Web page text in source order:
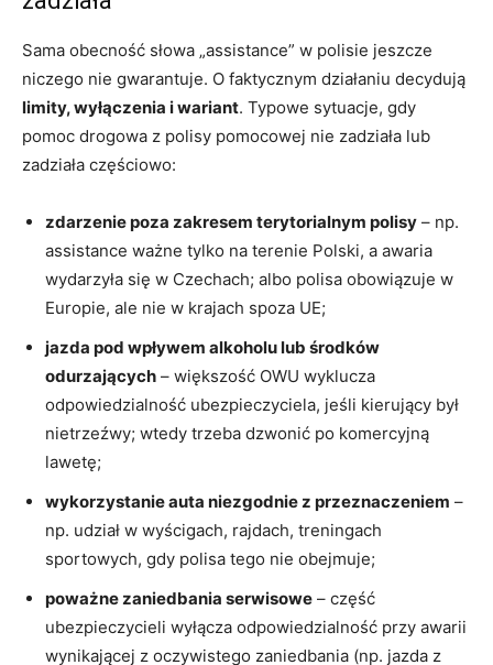
Sama obecność słowa „assistance” w polisie jeszcze
niczego nie gwarantuje. O faktycznym działaniu decydują
limity, wyłączenia i wariant. Typowe sytuacje, gdy
pomoc drogowa z polisy pomocowej nie zadziała lub
zadziała częściowo:
zdarzenie poza zakresem terytorialnym polisy – np.
assistance ważne tylko na terenie Polski, a awaria
wydarzyła się w Czechach; albo polisa obowiązuje w
Europie, ale nie w krajach spoza UE;
jazda pod wpływem alkoholu lub środków
odurzających – większość OWU wyklucza
odpowiedzialność ubezpieczyciela, jeśli kierujący był
nietrzeźwy; wtedy trzeba dzwonić po komercyjną
lawetę;
wykorzystanie auta niezgodnie z przeznaczeniem –
np. udział w wyścigach, rajdach, treningach
sportowych, gdy polisa tego nie obejmuje;
poważne zaniedbania serwisowe – część
ubezpieczycieli wyłącza odpowiedzialność przy awarii
wynikającej z oczywistego zaniedbania (np. jazda z